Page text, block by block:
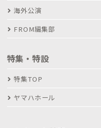
海外公演
FROM編集部
特集・特設
特集TOP
ヤマハホール